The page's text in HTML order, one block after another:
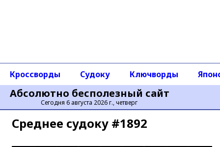
Абсолютно бесполезный сайт
Сегодня 6 августа 2026 г., четверг
Кроссворды Судоку Ключворды
Среднее cудоку #1892